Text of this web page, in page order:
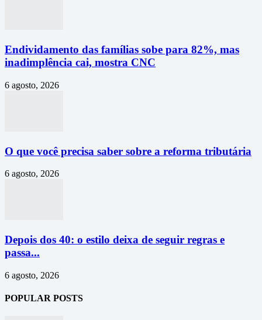
Endividamento das famílias sobe para 82%, mas
inadimplência cai, mostra CNC
6 agosto, 2026
O que você precisa saber sobre a reforma tributária
6 agosto, 2026
Depois dos 40: o estilo deixa de seguir regras e
passa...
6 agosto, 2026
POPULAR POSTS